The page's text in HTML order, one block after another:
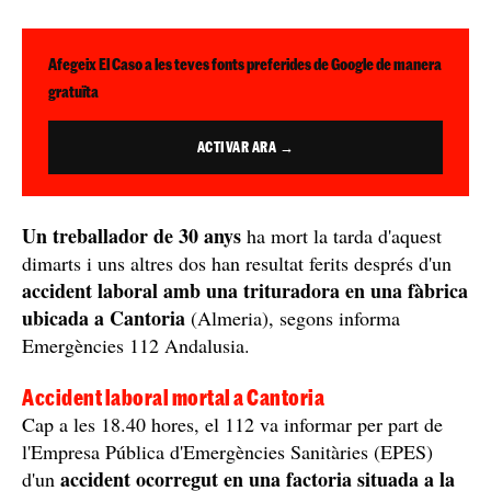
Afegeix El Caso a les teves fonts preferides de Google de manera
gratuïta
ACTIVAR ARA →
Un treballador de 30 anys ha mort la tarda d'aquest
dimarts i uns altres dos han resultat ferits després d'un
accident laboral amb una trituradora en una fàbrica
ubicada a Cantoria (Almeria), segons informa
Emergències 112 Andalusia.
Accident laboral mortal a Cantoria
Cap a les 18.40 hores, el 112 va informar per part de
l'Empresa Pública d'Emergències Sanitàries (EPES)
d'un accident ocorregut en una factoria situada a la